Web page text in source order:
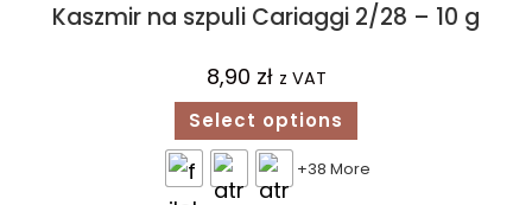
Kaszmir na szpuli Cariaggi 2/28 – 10 g
8,90 zł z VAT
Select options
+38 More